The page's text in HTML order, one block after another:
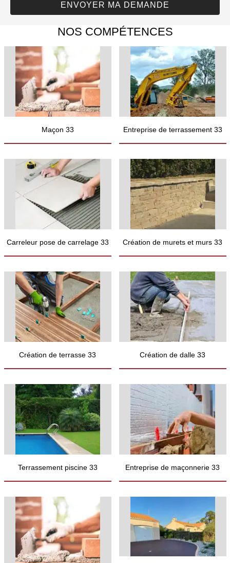
NOS COMPÉTENCES
Maçon 33 Entreprise de terrassement 33
Carreleur pose de carrelage 33 Création de murets et murs 33
Création de terrasse 33 Création de dalle 33
Terrassement piscine 33 Entreprise de maçonnerie 33